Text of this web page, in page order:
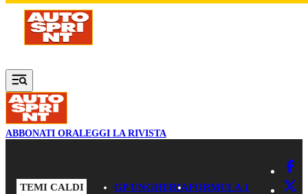
Vai al contenuto principale
ABBONATI ORALEGGI LA RIVISTA
TEMI CALDI GP UNGHERIAFORMULA 1